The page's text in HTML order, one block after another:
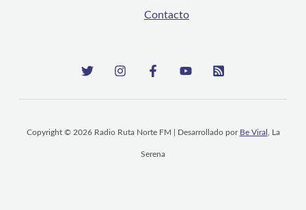
Contacto
Copyright © 2026 Radio Ruta Norte FM | Desarrollado por Be Viral , La
Serena